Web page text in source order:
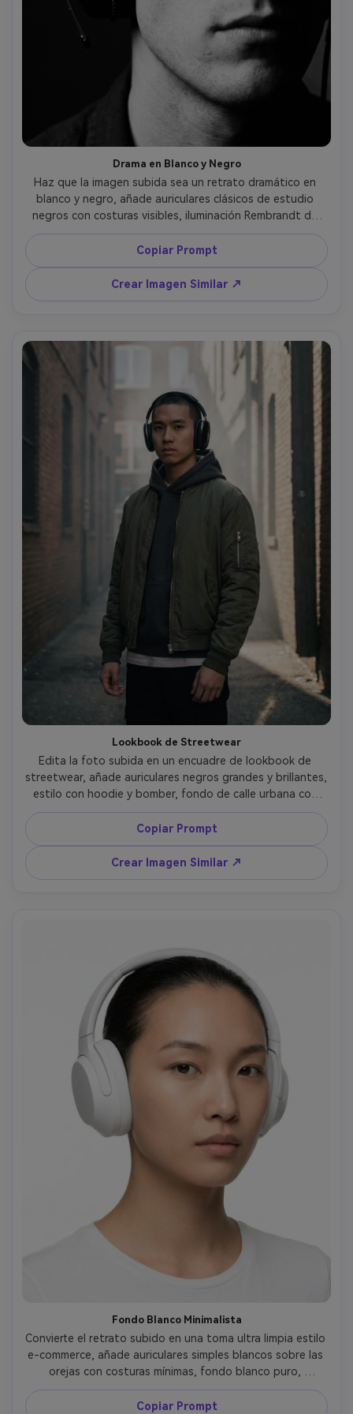
Drama en Blanco y Negro
Haz que la imagen subida sea un retrato dramático en
blanco y negro, añade auriculares clásicos de estudio
negros con costuras visibles, iluminación Rembrandt de
alto contraste, sombras profundas, definición aguda de
mandíbula, tomada con estilo Leica 50mm, encuadre en
primer plano, estructura de grano nítida, realismo de
fotografía artística atemporal --ar 4:5
Copiar Prompt
Crear Imagen Similar ↗
Lookbook de Streetwear
Edita la foto subida en un encuadre de lookbook de
streetwear, añade auriculares negros grandes y brillantes,
estilo con hoodie y bomber, fondo de calle urbana con
neblina suave, luz lateral intensa más relleno, tomada con
Sony A7IV 35mm f/1.8, encuadre de cuerpo completo,
gradación editorial limpia, textura fotorrealista --ar 4:5
Copiar Prompt
Crear Imagen Similar ↗
Fondo Blanco Minimalista
Convierte el retrato subido en una toma ultra limpia estilo
e-commerce, añade auriculares simples blancos sobre las
orejas con costuras mínimas, fondo blanco puro,
iluminación de estudio uniforme, sin sombras marcadas,
tomada con Canon R5 70mm, composición centrada, alta
Copiar Prompt